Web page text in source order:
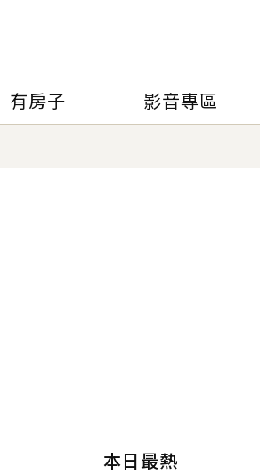
有房子 影音專區
本日最熱